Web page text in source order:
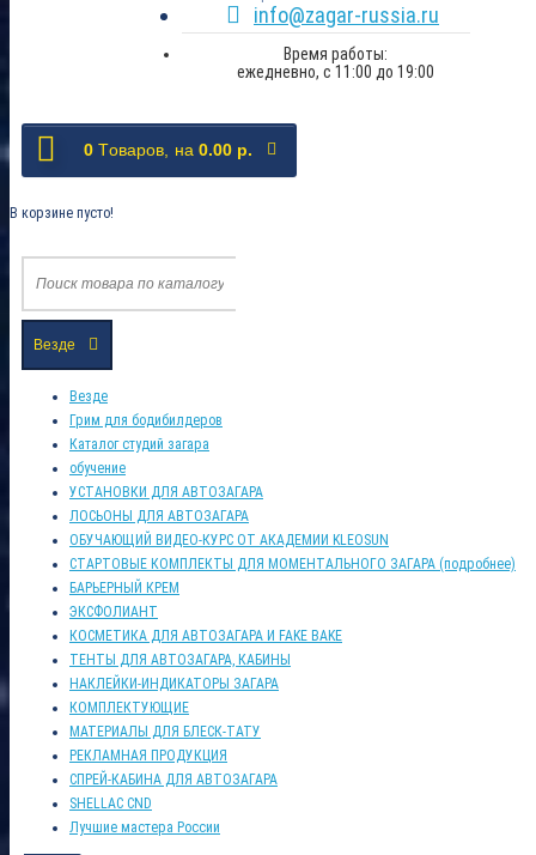
info@zagar-russia.ru
Время работы:
ежедневно, с 11:00 до 19:00
0 Tоваров, на 0.00 р.
В корзине пусто!
Везде
Везде
Грим для бодибилдеров
Каталог студий загара
обучение
УСТАНОВКИ ДЛЯ АВТОЗАГАРА
ЛОСЬОНЫ ДЛЯ АВТОЗАГАРА
ОБУЧАЮЩИЙ ВИДЕО-КУРС ОТ АКАДЕМИИ KLEOSUN
СТАРТОВЫЕ КОМПЛЕКТЫ ДЛЯ МОМЕНТАЛЬНОГО ЗАГАРА (подробнее)
БАРЬЕРНЫЙ КРЕМ
ЭКСФОЛИАНТ
КОСМЕТИКА ДЛЯ АВТОЗАГАРА И FAKE BAKE
ТЕНТЫ ДЛЯ АВТОЗАГАРА, КАБИНЫ
НАКЛЕЙКИ-ИНДИКАТОРЫ ЗАГАРА
КОМПЛЕКТУЮЩИЕ
МАТЕРИАЛЫ ДЛЯ БЛЕСК-ТАТУ
РЕКЛАМНАЯ ПРОДУКЦИЯ
СПРЕЙ-КАБИНА ДЛЯ АВТОЗАГАРА
SHELLAC CND
Лучшие мастера России